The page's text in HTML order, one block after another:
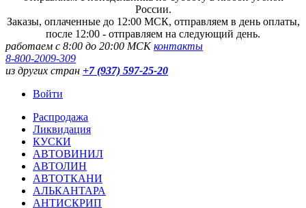
России.
Заказы, оплаченные до 12:00 МСК, отправляем в день оплаты,
после 12:00 - отправляем на следующий день.
работаем с 8:00 до 20:00 МСКконтакты
8-800-2009-309
из других стран +7 (937) 597-25-20
Войти
Распродажа
Ликвидация
КУСКИ
АВТОВИНИЛ
АВТОЛИН
АВТОТКАНИ
АЛЬКАНТАРА
АНТИСКРИП